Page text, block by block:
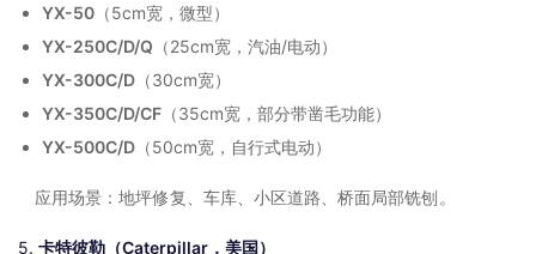
YX-50 （5cm宽，微型）
YX-250C/D/Q （25cm宽，汽油/电动）
YX-300C/D （30cm宽）
YX-350C/D/CF （35cm宽，部分带凿毛功能）
YX-500C/D （50cm宽，自行式电动）
应用场景：地坪修复、车库、小区道路、桥面局部铣刨。
5. 卡特彼勒（Caterpillar，美国）